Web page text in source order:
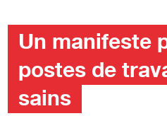
Un manifeste
postes de
sains